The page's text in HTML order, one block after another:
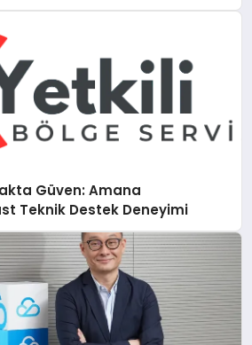
Güven: Amana
Teknik Destek Deneyimi